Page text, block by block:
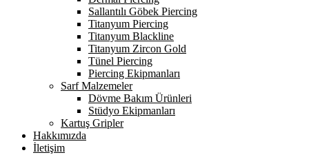
Sallantılı Göbek Piercing
Titanyum Piercing
Titanyum Blackline
Titanyum Zircon Gold
Tünel Piercing
Piercing Ekipmanları
Sarf Malzemeler
Dövme Bakım Ürünleri
Stüdyo Ekipmanları
Kartuş Gripler
Hakkımızda
İletişim